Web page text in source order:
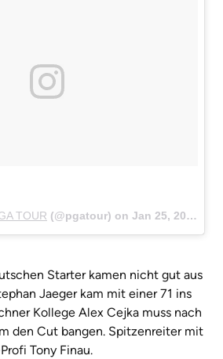
TOUR (@pgatour) on Jan 25, 2018 at 3:05pm PST
Starter kamen nicht gut aus
Jaeger kam mit einer 71 ins
Kollege Alex Cejka muss nach
den Cut bangen. Spitzenreiter mit
Tony Finau.